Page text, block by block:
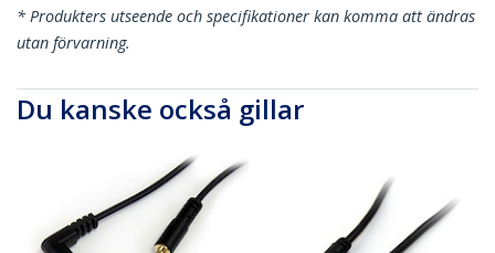
* Produkters utseende och specifikationer kan komma att ändras
utan förvarning.
Du kanske också gillar